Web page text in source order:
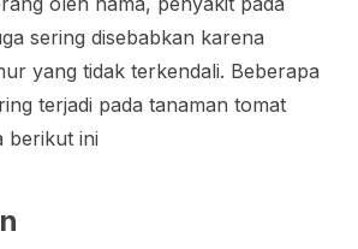
sering disebabkan karena
yang tidak terkendali. Beberapa
terjadi pada tanaman tomat
berikut ini